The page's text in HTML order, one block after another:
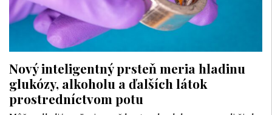
Nový inteligentný prsteň meria hladinu
glukózy, alkoholu a ďalších látok
prostredníctvom potu